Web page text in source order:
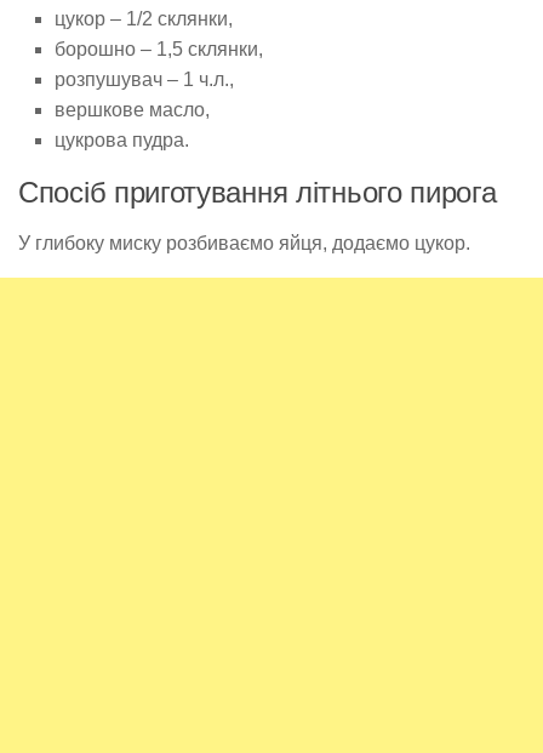
цукор – 1/2 склянки,
борошно – 1,5 склянки,
розпушувач – 1 ч.л.,
вершкове масло,
цукрова пудра.
Спосіб приготування літнього пирога
У глибоку миску розбиваємо яйця, додаємо цукор.